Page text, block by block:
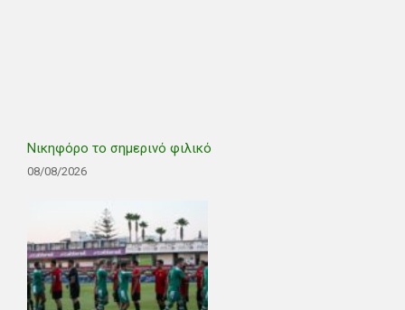
Νικηφόρο το σημερινό φιλικό
08/08/2026